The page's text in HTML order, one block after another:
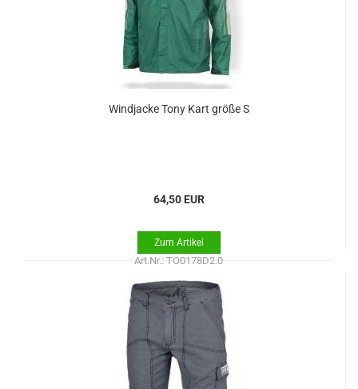
Windjacke Tony Kart größe S
64,50 EUR
Art.Nr.: TO0178D2.0